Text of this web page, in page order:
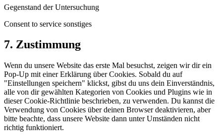
Gegenstand der Untersuchung
Consent to service sonstiges
7. Zustimmung
Wenn du unsere Website das erste Mal besuchst, zeigen wir dir ein
Pop-Up mit einer Erklärung über Cookies. Sobald du auf
"Einstellungen speichern" klickst, gibst du uns dein Einverständnis,
alle von dir gewählten Kategorien von Cookies und Plugins wie in
dieser Cookie-Richtlinie beschrieben, zu verwenden. Du kannst die
Verwendung von Cookies über deinen Browser deaktivieren, aber
bitte beachte, dass unsere Website dann unter Umständen nicht
richtig funktioniert.